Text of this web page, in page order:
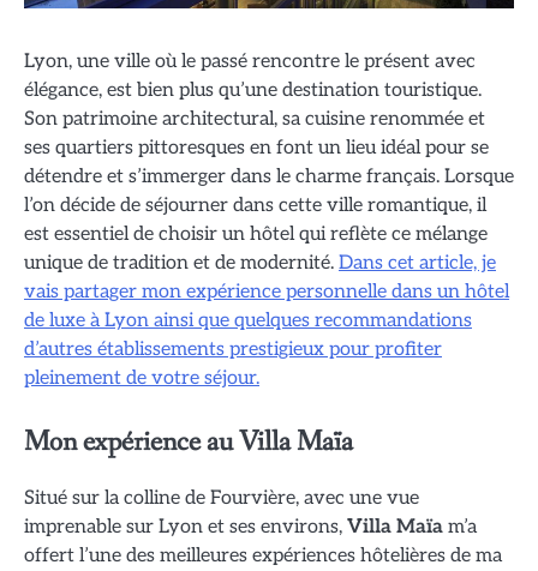
Lyon, une ville où le passé rencontre le présent avec
élégance, est bien plus qu’une destination touristique.
Son patrimoine architectural, sa cuisine renommée et
ses quartiers pittoresques en font un lieu idéal pour se
détendre et s’immerger dans le charme français. Lorsque
l’on décide de séjourner dans cette ville romantique, il
est essentiel de choisir un hôtel qui reflète ce mélange
unique de tradition et de modernité. Dans cet article, je
vais partager mon expérience personnelle dans un hôtel
de luxe à Lyon ainsi que quelques recommandations
d’autres établissements prestigieux pour profiter
pleinement de votre séjour.
Mon expérience auVilla Maïa
Situé sur la colline de Fourvière, avec une vue
imprenable sur Lyon et ses environs, Villa Maïa m’a
offert l’une des meilleures expériences hôtelières de ma